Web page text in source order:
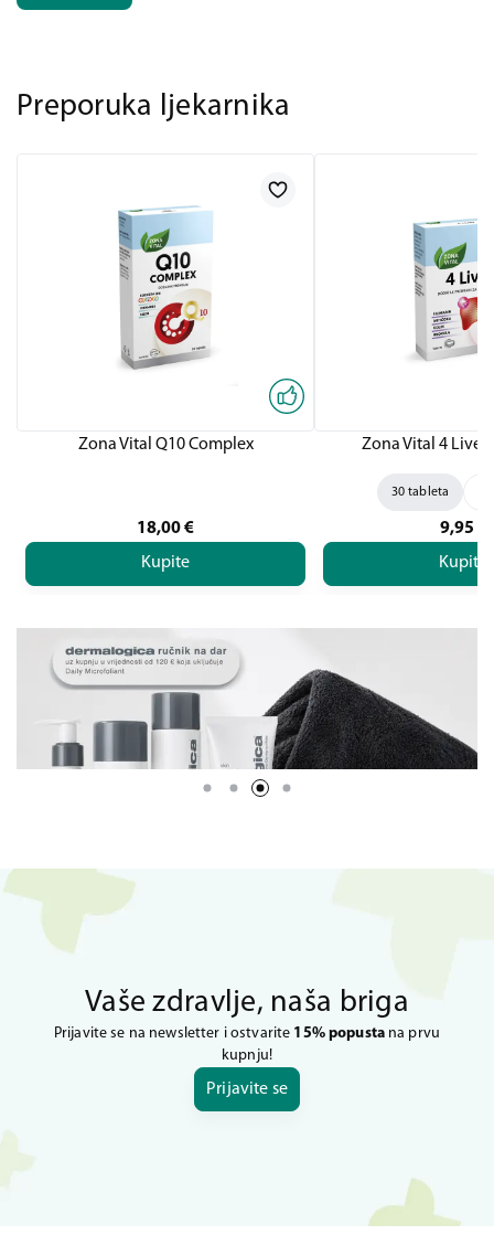
Preporuka ljekarnika
Zona Vital Q10 Complex
18,00€
Kupite
Zona Vital 4
30 tableta
9,95
Kupite
Vaše zdravlje, naša briga
Prijavite se na newsletter i ostvarite 15% popustana prvu
kupnju!
Prijavite se